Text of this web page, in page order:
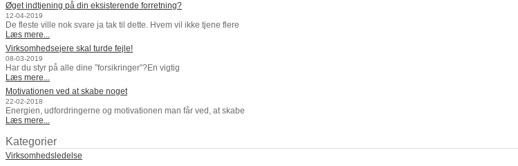
Øget indtjening på din eksisterende forretning?
12-04-2019
De fleste ville nok svare ja tak til dette. Hvem vil ikke tjene flere
Læs mere...
Virksomhedsejere skal turde fejle!
08-03-2019
Har du styr på alle dine ”forsikringer”?En vigtig
Læs mere...
Motivationen ved at skabe noget
22-02-2018
Energien, udfordringerne og motivationen man får ved, at skabe
Læs mere...
Kategorier
Virksomhedsledelse